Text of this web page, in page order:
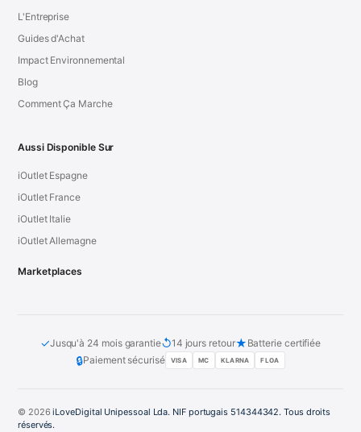
L'Entreprise
Guides d'Achat
Impact Environnemental
Blog
Comment Ça Marche
Aussi Disponible Sur
iOutlet Espagne
iOutlet France
iOutlet Italie
iOutlet Allemagne
Marketplaces
✓Jusqu'à 24 mois garantie↺14 jours retour★ Batterie certifiée
🔒Paiement sécurisé VISA MC KLARNA FLOA
© 2026iLoveDigital Unipessoal Lda. NIF portugais 514344342. Tous droits
réservés.